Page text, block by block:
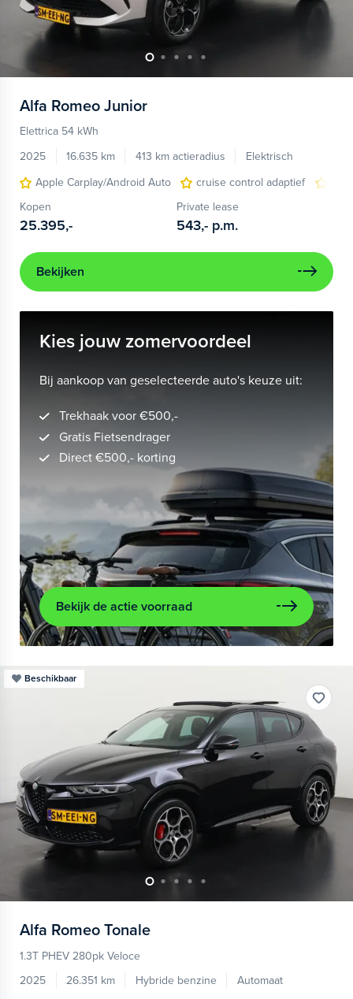
Alfa Romeo Junior
Elettrica 54 kWh
2025
16.635 km 413 km actieradius
Elektrisch
Apple Carplay/Android Auto
cruise control adaptief
Kopen
25.395,-
Private lease
543,- p.m.
Bekijken
Kies jouw zomervoordeel
Bij aankoop van geselecteerde auto's keuze uit:
Trekhaak voor €500,-
Gratis Fietsendrager
Direct €500,- korting
Bekijk de actie voorraad
Beschikbaar
Alfa Romeo Tonale
1.3T PHEV 280pk Veloce
2025
26.351 km Hybride benzine
Automaat